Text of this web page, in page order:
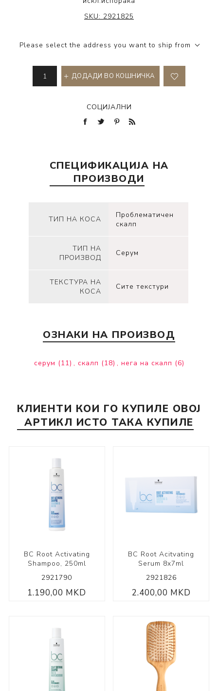
BC BONACURE®
SKU: 2921825
Please select the address you want to ship from
ДОДАДИ ВО КОШНИЧКА
СОЦИЈАЛНИ
СПЕЦИФИКАЦИЈА НА
ПРОИЗВОДИ
ТИП НА КОСА
Проблематичен
скалп
ТИП НА
ПРОИЗВОД
Серум
ТЕКСТУРА НА
КОСА
Сите текстури
ОЗНАКИ НА ПРОИЗВОД
серум (11) , скалп (18) , нега на скалп (6)
КЛИЕНТИ КОИ ГО КУПИЛЕ ОВОЈ
АРТИКЛ ИСТО ТАКА КУПИЛЕ
BC Root Activating
Shampoo, 250ml
2921790
1.190,00 MKD
BC Root Acitvating
Serum 8x7ml
2921826
2.400,00 MKD